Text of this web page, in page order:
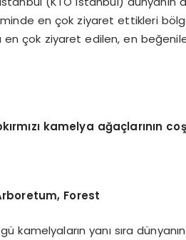
en çok ziyaret ettikleri
en çok ziyaret edilen, en
kamelya ağaçlarının co
Forest
kamelyaların yanı sıra